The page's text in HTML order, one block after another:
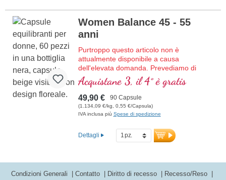
Women Balance 45 - 55
anni
Purtroppo questo articolo non è
attualmente disponibile a causa
dell'elevata domanda. Prevediamo di
ricevere nuova merce nella settimana
29/2026.
Per le donne da 45 a 55 anni, 90 capsule
in vetro viola di alta qualità.
Acquistane 3, il 4° è gratis
49,90 € 90 Capsule
(1.134,09 €/kg, 0,55 €/Capsula)
IVA inclusa più Spese di spedizione
Dettagli
Condizioni Generali Contatto Diritto di recesso Recesso/Reso